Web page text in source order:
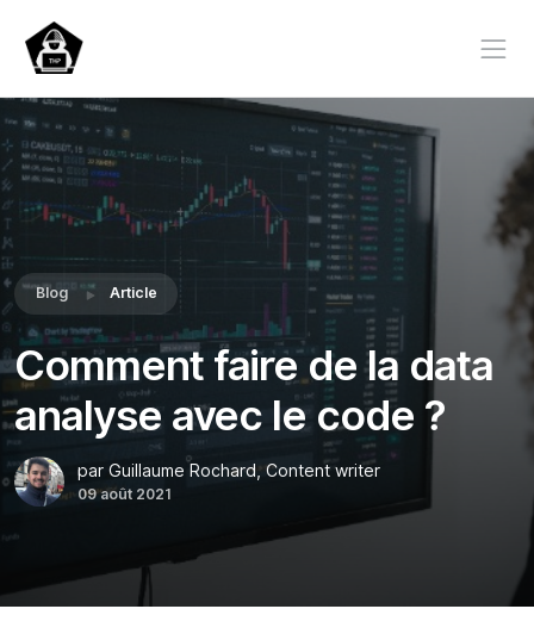
Blog Article
Comment faire de la data
analyse avec le code ?
par Guillaume Rochard, Content writer
09 août 2021